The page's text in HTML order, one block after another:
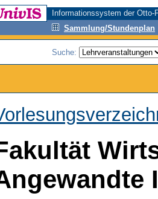
Informationssystem der
Sammlung/Stundenplan
Suche: